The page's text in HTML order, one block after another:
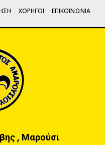
ΧΟΡΗΓΟΙ ΕΠΙΚΟΙΝΩΝΙΑ
, Μαρούσι